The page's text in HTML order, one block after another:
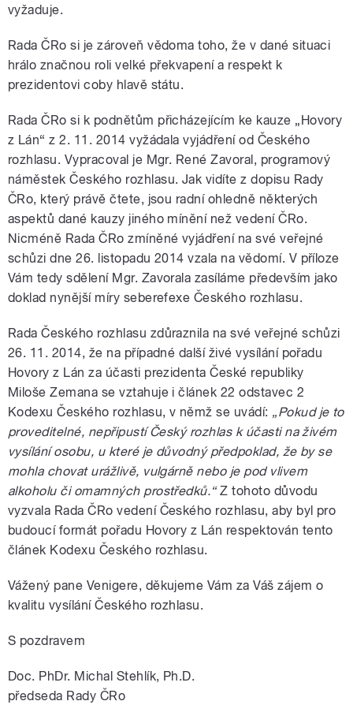
vyžaduje.
Rada ČRo si je zároveň vědoma toho, že v dané situaci
hrálo značnou roli velké překvapení a respekt k
prezidentovi coby hlavě státu.
Rada ČRo si k podnětům přicházejícím ke kauze „Hovory
z Lán“ z 2. 11. 2014 vyžádala vyjádření od Českého
rozhlasu. Vypracoval je Mgr. René Zavoral, programový
náměstek Českého rozhlasu. Jak vidíte z dopisu Rady
ČRo, který právě čtete, jsou radní ohledně některých
aspektů dané kauzy jiného mínění než vedení ČRo.
Nicméně Rada ČRo zmíněné vyjádření na své veřejné
schůzi dne 26. listopadu 2014 vzala na vědomí. V příloze
Vám tedy sdělení Mgr. Zavorala zasíláme především jako
doklad nynější míry seberefexe Českého rozhlasu.
Rada Českého rozhlasu zdůraznila na své veřejné schůzi
26. 11. 2014, že na případné další živé vysílání pořadu
Hovory z Lán za účasti prezidenta České republiky
Miloše Zemana se vztahuje i článek 22 odstavec 2
Kodexu Českého rozhlasu, v němž se uvádí: „Pokud je to
proveditelné, nepřipustí Český rozhlas k účasti na živém
vysílání osobu, u které je důvodný předpoklad, že by se
mohla chovat urážlivě, vulgárně nebo je pod vlivem
alkoholu či omamných prostředků.“Z tohoto důvodu
vyzvala Rada ČRo vedení Českého rozhlasu, aby byl pro
budoucí formát pořadu Hovory z Lán respektován tento
článek Kodexu Českého rozhlasu.
Vážený pane Venigere, děkujeme Vám za Váš zájem o
kvalitu vysílání Českého rozhlasu.
S pozdravem
Doc. PhDr. Michal Stehlík, Ph.D.
předseda Rady ČRo